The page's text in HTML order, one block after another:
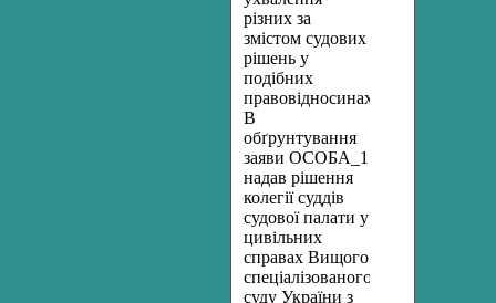
різних за
змістом судових
рішень у
подібних
правовідносинах.
В
обґрунтування
заяви ОСОБА_1
надав рішення
колегії суддів
судової палати у
цивільних
справах Вищого
спеціалізованого
суду України з